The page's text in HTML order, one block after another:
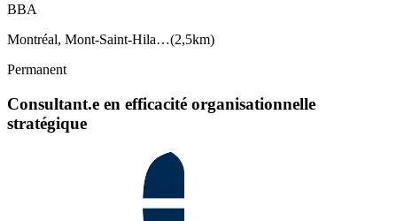
BBA
Montréal, Mont-Saint-Hila…(2,5km)
Permanent
Consultant.e en efficacité organisationnelle
stratégique